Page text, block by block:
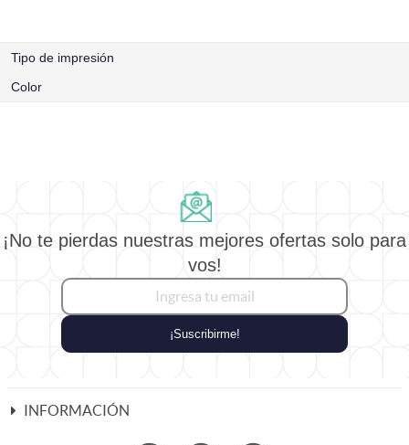
Tipo de impresión
Color
¡No te pierdas nuestras mejores ofertas solo para
vos!
¡Suscribirme!
INFORMACIÓN